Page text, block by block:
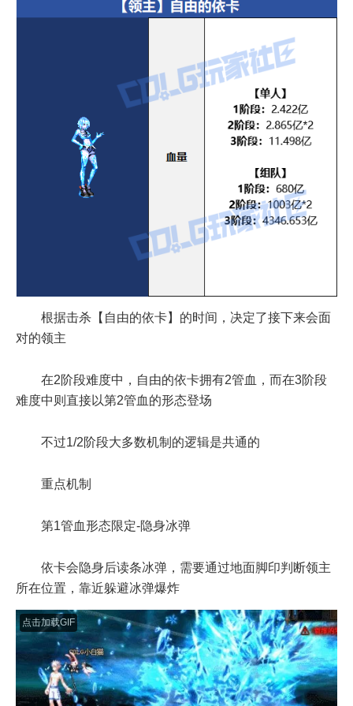
根据击杀【自由的依卡】的时间，决定了接下来会面
对的领主
在2阶段难度中，自由的依卡拥有2管血，而在3阶段
难度中则直接以第2管血的形态登场
不过1/2阶段大多数机制的逻辑是共通的
重点机制
第1管血形态限定-隐身冰弹
依卡会隐身后读条冰弹，需要通过地面脚印判断领主
所在位置，靠近躲避冰弹爆炸
点击加载GIF